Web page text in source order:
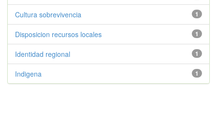
1
Cultura sobrevivencia
1
Disposicion recursos locales
1
Identidad regional
1
Indigena